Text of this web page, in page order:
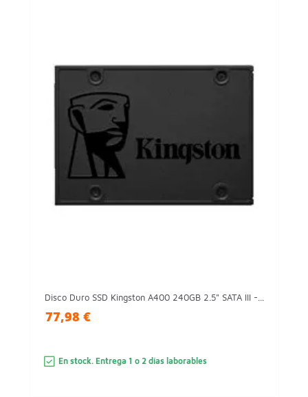
Disco Duro SSD Kingston A400 240GB 2.5" SATA III -...